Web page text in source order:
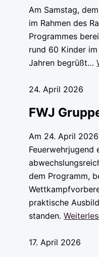
Am Samstag,
im Rahmen des
Programmes
rund 60 Kinder
Jahren begrüßt…
24. April 2026
FWJ
Am 24. April
Feuerwehrjugend
dem Programm,
praktische
standen.
17. April 2026